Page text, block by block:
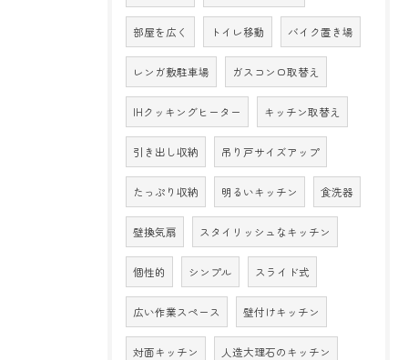
部屋を広く トイレ移動 バイク置き場
レンガ敷駐車場 ガスコンロ取替え
IHクッキングヒーター キッチン取替え
引き出し収納 吊り戸サイズアップ
たっぷり収納 明るいキッチン 食洗器
壁換気扇 スタイリッシュなキッチン
個性的 シンプル スライド式
広い作業スペース 壁付けキッチン
対面キッチン 人造大理石のキッチン